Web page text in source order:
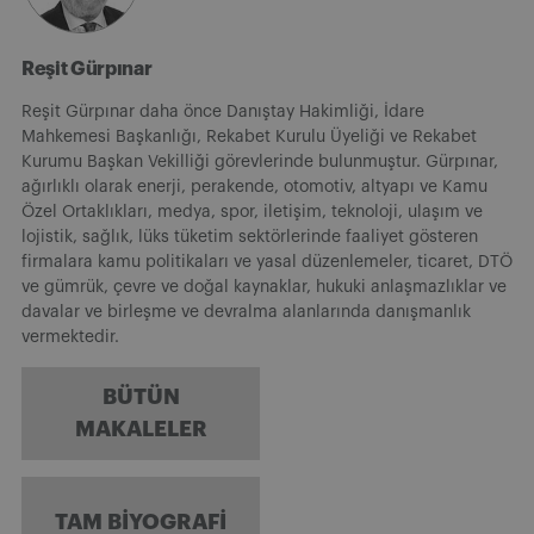
Reşit Gürpınar
Reşit Gürpınar daha önce Danıştay Hakimliği, İdare
Mahkemesi Başkanlığı, Rekabet Kurulu Üyeliği ve Rekabet
Kurumu Başkan Vekilliği görevlerinde bulunmuştur. Gürpınar,
ağırlıklı olarak enerji, perakende, otomotiv, altyapı ve Kamu
Özel Ortaklıkları, medya, spor, iletişim, teknoloji, ulaşım ve
lojistik, sağlık, lüks tüketim sektörlerinde faaliyet gösteren
firmalara kamu politikaları ve yasal düzenlemeler, ticaret, DTÖ
ve gümrük, çevre ve doğal kaynaklar, hukuki anlaşmazlıklar ve
davalar ve birleşme ve devralma alanlarında danışmanlık
vermektedir.
BÜTÜN
MAKALELER
TAM BIYOGRAFI